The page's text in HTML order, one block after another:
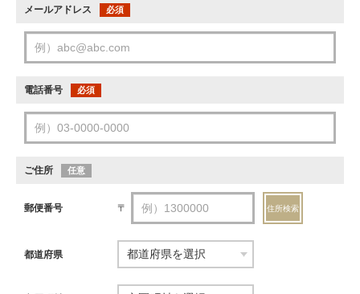
メールアドレス 必須
電話番号 必須
ご住所 任意
郵便番号 〒 住所検索
都道府県